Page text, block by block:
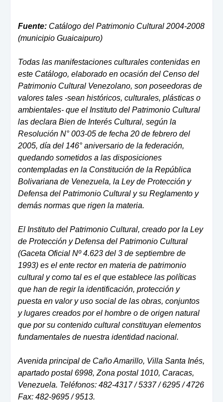
Fuente: Catálogo del Patrimonio Cultural 2004-2008
(municipio Guaicaipuro)
Todas las manifestaciones culturales contenidas en
este Catálogo, elaborado en ocasión del Censo del
Patrimonio Cultural Venezolano, son poseedoras de
valores tales -sean históricos, culturales, plásticas o
ambientales- que el Instituto del Patrimonio Cultural
las declara Bien de Interés Cultural, según la
Resolución N° 003-05 de fecha 20 de febrero del
2005, día del 146° aniversario de la federación,
quedando sometidos a las disposiciones
contempladas en la Constitución de la República
Bolivariana de Venezuela, la Ley de Protección y
Defensa del Patrimonio Cultural y su Reglamento y
demás normas que rigen la materia.
El Instituto del Patrimonio Cultural, creado por la Ley
de Protección y Defensa del Patrimonio Cultural
(Gaceta Oficial Nº 4.623 del 3 de septiembre de
1993) es el ente rector en materia de patrimonio
cultural y como tal es el que establece las políticas
que han de regir la identificación, protección y
puesta en valor y uso social de las obras, conjuntos
y lugares creados por el hombre o de origen natural
que por su contenido cultural constituyan elementos
fundamentales de nuestra identidad nacional.
Avenida principal de Caño Amarillo, Villa Santa Inés,
apartado postal 6998, Zona postal 1010, Caracas,
Venezuela. Teléfonos: 482-4317 / 5337 / 6295 / 4726
Fax: 482-9695 / 9513.